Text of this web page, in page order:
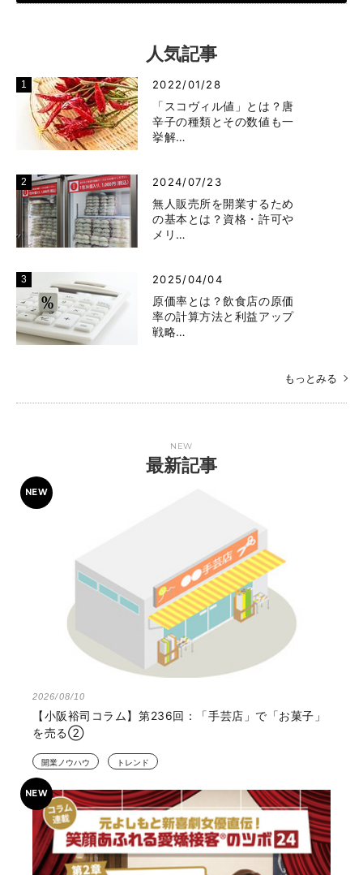
人気記事
2022/01/28
「スコヴィル値」とは？唐
辛子の種類とその数値も一
挙解…
2024/07/23
無人販売所を開業するため
の基本とは？資格・許可や
メリ…
2025/04/04
原価率とは？飲食店の原価
率の計算方法と利益アップ
戦略…
もっとみる
NEW
最新記事
2026/08/10
【小阪裕司コラム】第236回：「手芸店」で「お菓子」
を売る②
開業ノウハウ トレンド